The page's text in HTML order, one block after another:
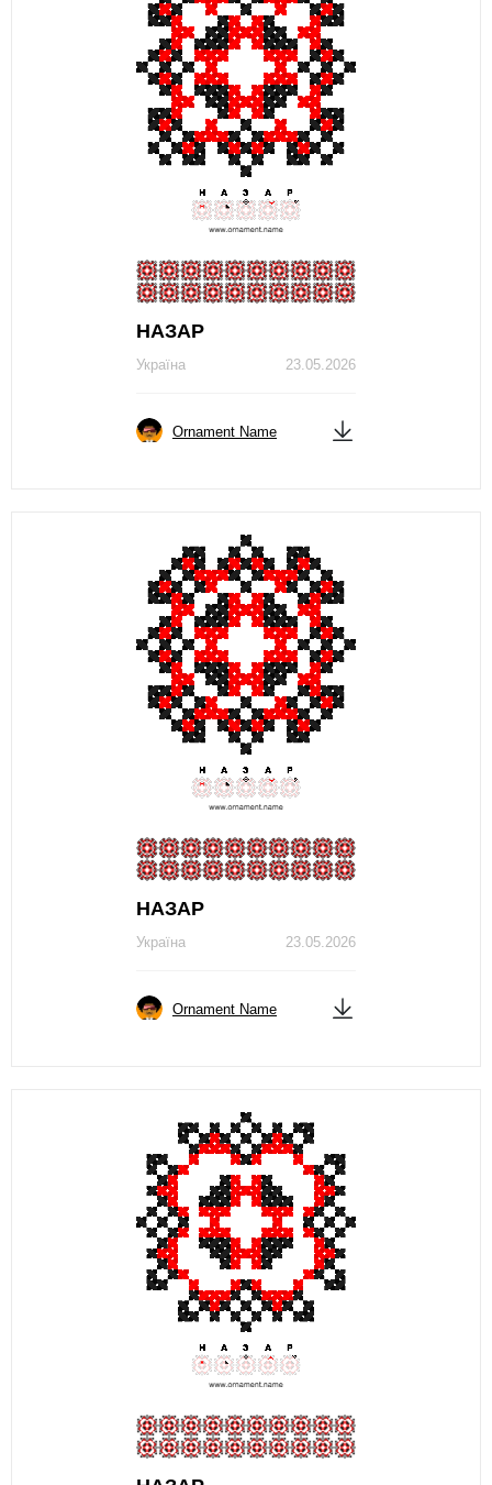
НАЗАР
23.05.2026
Україна
Ornament Name
НАЗАР
23.05.2026
Україна
Ornament Name